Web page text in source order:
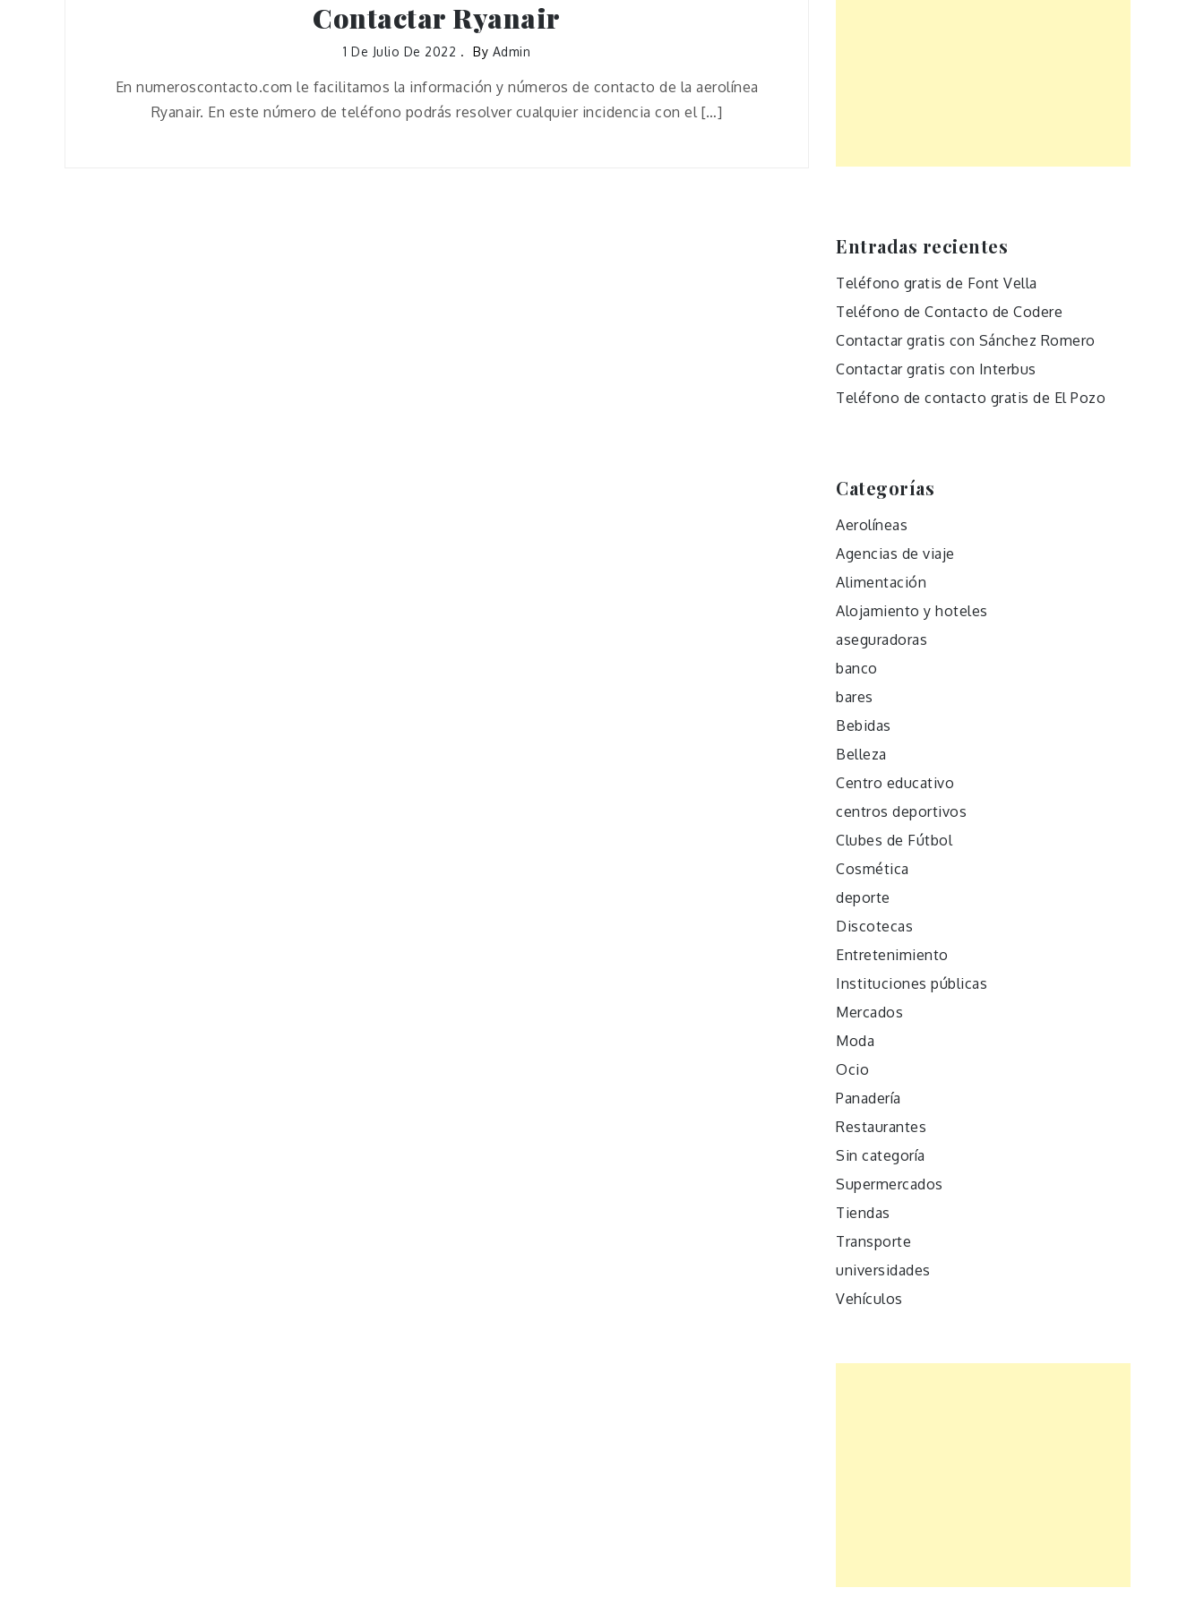
Contactar Ryanair
1 De Julio De 2022 By Admin
En numeroscontacto.com le facilitamos la información y números de contacto de la aerolínea
Ryanair. En este número de teléfono podrás resolver cualquier incidencia con el […]
Entradas recientes
Teléfono gratis de Font Vella
Teléfono de Contacto de Codere
Contactar gratis con Sánchez Romero
Contactar gratis con Interbus
Teléfono de contacto gratis de El Pozo
Categorías
Aerolíneas
Agencias de viaje
Alimentación
Alojamiento y hoteles
aseguradoras
banco
bares
Bebidas
Belleza
Centro educativo
centros deportivos
Clubes de Fútbol
Cosmética
deporte
Discotecas
Entretenimiento
Instituciones públicas
Mercados
Moda
Ocio
Panadería
Restaurantes
Sin categoría
Supermercados
Tiendas
Transporte
universidades
Vehículos